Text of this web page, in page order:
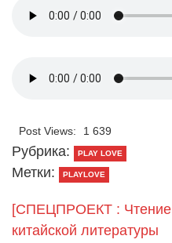
Post Views: 1 639
Рубрика: PLAY LOVE
Метки: PLAYLOVE
[СПЕЦПРОЕКТ : Чтение
китайской литературы